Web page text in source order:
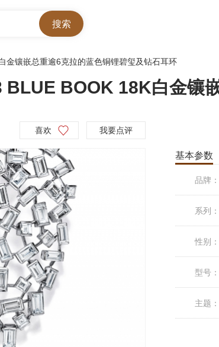
金镶嵌总重逾6克拉的蓝色铜锂碧玺及钻石耳环
BOOK 18K白金镶
喜欢 我要点评
基本参数
品牌：
系列：
性别：
型号：
主题：